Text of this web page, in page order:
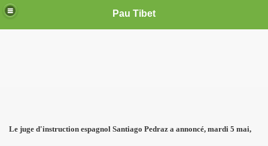
Pau Tibet
Le juge d'instruction espagnol Santiago Pedraz a annoncé, mardi 5 mai,